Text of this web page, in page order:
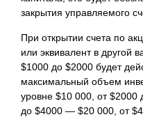
закрытия управляемого
При открытии счета по
или эквивалент в другой
$1000 до $2000 будет
максимальный объем
уровне $10 000, от
до $4000 — $20 000, от